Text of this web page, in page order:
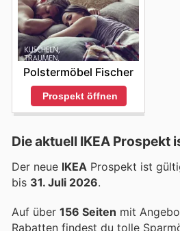
Polstermöbel Fischer
Prospekt öffnen
Die aktuell IKEA Prospekt
Der neue IKEA Prospekt ist
bis 31. Juli 2026.
Auf über 156 Seiten mit
Rabatten findest du tolle